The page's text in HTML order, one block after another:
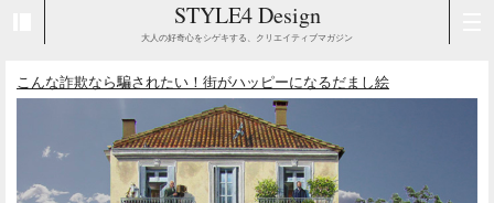
STYLE4 Design
大人の好奇心をシゲキする、クリエイティブマガジン
こんな詐欺なら騙されたい！街がハッピーになるだまし絵